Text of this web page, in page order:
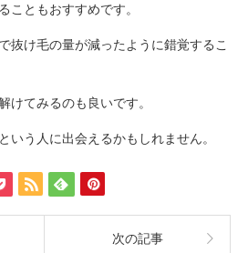
こともおすすめです。
抜け毛の量が減ったように錯覚するこ
けてみるのも良いです。
いう人に出会えるかもしれません。
次の記事